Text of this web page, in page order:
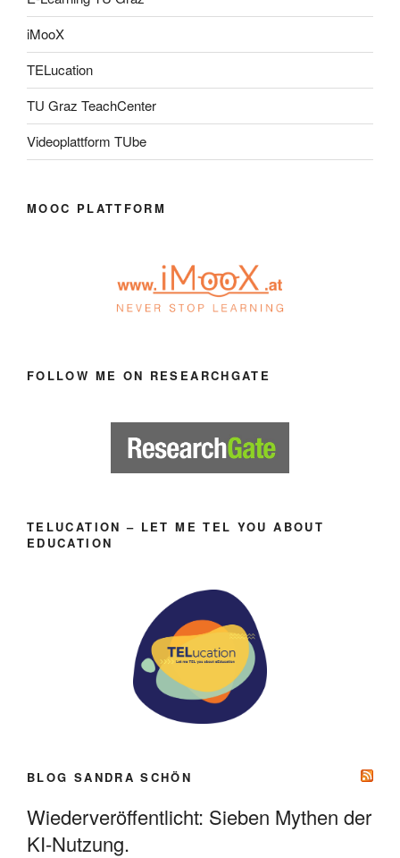
iMooX
TELucation
TU Graz TeachCenter
Videoplattform TUbe
MOOC PLATTFORM
FOLLOW ME ON RESEARCHGATE
TELUCATION – LET ME TEL YOU ABOUT
EDUCATION
BLOG SANDRA SCHÖN
Wiederveröffentlicht: Sieben Mythen der
KI-Nutzung.